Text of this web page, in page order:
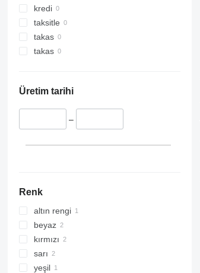
kredi
taksitle
takas
takas
Üretim tarihi
–
Renk
altın rengi
beyaz
kırmızı
sarı
yeşil